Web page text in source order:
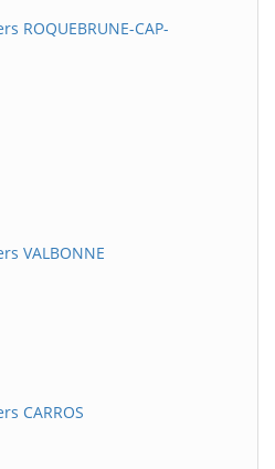
ROQUEBRUNE-CAP-
VALBONNE
CARROS